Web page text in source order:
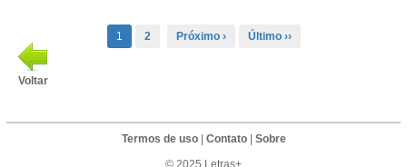
1 2 Próximo › Último ››
Voltar
Termos de uso| Contato| Sobre
© 2025 Letras+